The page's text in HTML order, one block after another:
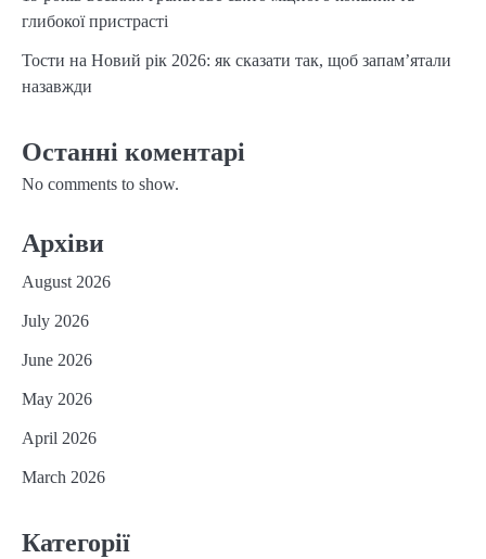
глибокої пристрасті
Тости на Новий рік 2026: як сказати так, щоб запам’ятали
назавжди
Останні коментарі
No comments to show.
Архіви
August 2026
July 2026
June 2026
May 2026
April 2026
March 2026
Категорії